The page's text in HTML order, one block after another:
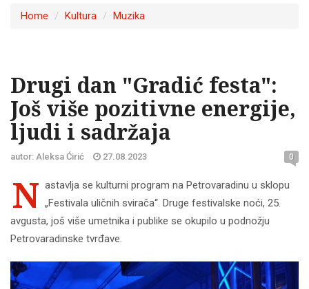
Home Kultura Muzika
Drugi dan "Gradić festa":
Još više pozitivne energije,
ljudi i sadržaja
autor: Aleksa Ćirić 27.08.2023 0
N astavlja se kulturni program na Petrovaradinu u sklopu
„Festivala uličnih svirača“. Druge festivalske noći, 25.
avgusta, još više umetnika i publike se okupilo u podnožju
Petrovaradinske tvrđave.